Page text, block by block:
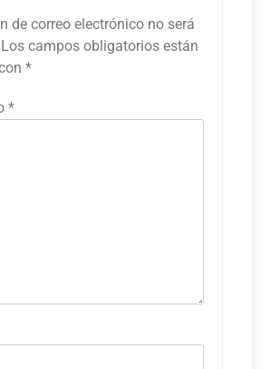
de correo electrónico no será
Los campos obligatorios están
*
*